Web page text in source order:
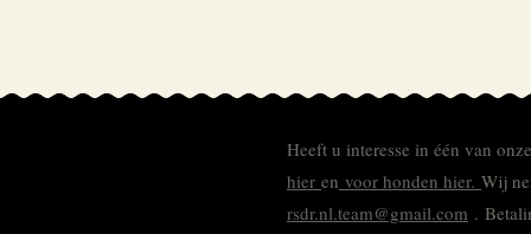
Heeft u interesse in één van
hier en voor honden hier. Wij
rsdr.nl.team@gmail.com .